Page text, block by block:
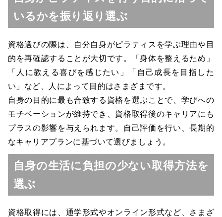
いるかを振り返り選ぶ
資格選びの際は、自分自身がピラティスを学ぶ理由や目
的を再確認することが大切です。「身体を整えるため」
「人に教える喜びを感じたい」「自己成長を目指した
い」など、人によって目的はさまざまです。
自身の目的に最も合致する資格を選ぶことで、学びへの
モチベーションが維持でき、資格取得後のキャリアにも
プラスの影響を与えられます。自己評価を行い、長期的
なキャリアプランに基づいて選びましょう。
自身の生活に負担の少ない取得方法を
選ぶ
資格取得には、通学形式やオンライン形式など、さまざ